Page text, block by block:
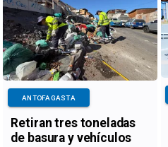
Retiran tres toneladas
de basura y vehículos
ANTOFAGASTA